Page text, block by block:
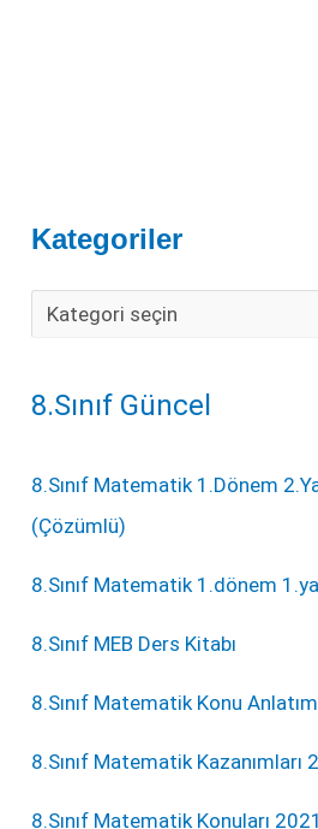
Kategoriler
8.Sınıf Güncel
8.Sınıf Matematik 1.Dönem
(Çözümlü)
8.Sınıf Matematik 1.dönem
8.Sınıf MEB Ders Kitabı
8.Sınıf Matematik Konu
8.Sınıf Matematik Kazanımları
8.Sınıf Matematik Konuları